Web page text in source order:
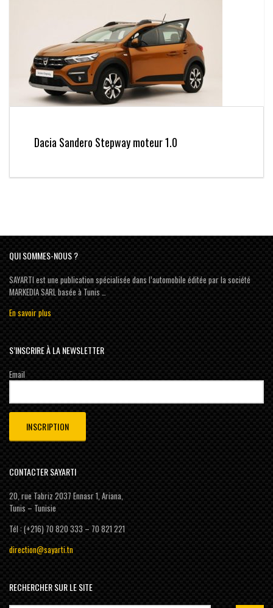
Dacia Sandero Stepway moteur 1.0
QUI SOMMES-NOUS ?
SAYARTI est une publication spécialisée dans l’automobile éditée par la société
MARKEDIA SARL basée à Tunis …
En savoir plus
S’INSCRIRE À LA NEWSLETTER
Email
CONTACTER SAYARTI
20, rue Tabriz 2037 Ennasr 1, Ariana,
Tunis – Tunisie
Tél : (+216) 70 820 333 – 70 821 221
direction@sayarti.tn
RECHERCHER SUR LE SITE